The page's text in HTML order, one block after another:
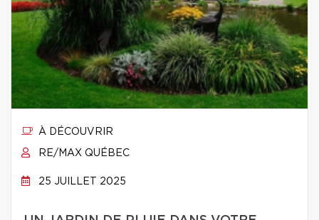
À DÉCOUVRIR
RE/MAX QUÉBEC
25 JUILLET 2025